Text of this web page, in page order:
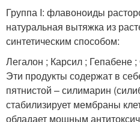
Группа I: флавоноиды
натуральная вытяжка из
синтетическим способом:
Легалон ; Карсил ; Гепабене
Эти продукты содержат в
пятнистой – силимарин
стабилизирует мембраны
обладает мощным